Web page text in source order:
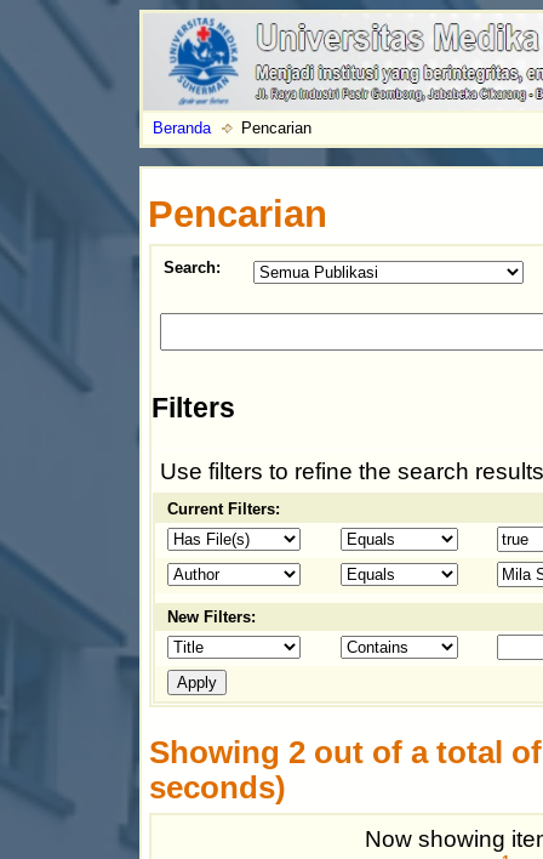
Beranda Pencarian
Pencarian
Search:
Filters
Use filters to refine the search
Current Filters:
New Filters:
Showing 2 out of a total
seconds)
Now showing